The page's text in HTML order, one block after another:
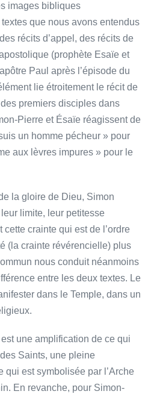
images bibliques
que nous avons entendus
récits d’appel, des récits de
(prophète Esaïe et
Paul après l’épisode du
lie étroitement le récit de
premiers disciples dans
Pierre et Ésaïe réagissent de
un homme pécheur » pour
aux lèvres impures » pour le
la gloire de Dieu, Simon
limite, leur petitesse
cette crainte qui est de l’ordre
(la crainte révérencielle) plus
nous conduit néanmoins
entre les deux textes. Le
dans le Temple, dans un
une amplification de ce qui
Saints, une pleine
qui est symbolisée par l’Arche
En revanche, pour Simon-